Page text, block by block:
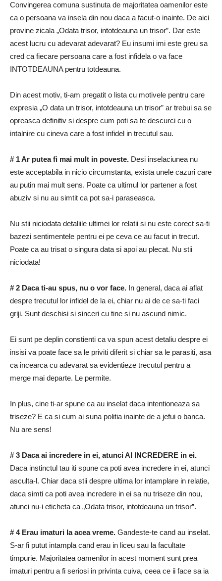
Convingerea comuna sustinuta de majoritatea oamenilor este
ca o persoana va insela din nou daca a facut-o inainte. De aici
provine zicala „Odata trisor, intotdeauna un trisor”. Dar este
acest lucru cu adevarat adevarat? Eu insumi imi este greu sa
cred ca fiecare persoana care a fost infidela o va face
INTOTDEAUNA pentru totdeauna.
Din acest motiv, ti-am pregatit o lista cu motivele pentru care
expresia „O data un trisor, intotdeauna un trisor” ar trebui sa se
opreasca definitiv si despre cum poti sa te descurci cu o
intalnire cu cineva care a fost infidel in trecutul sau.
# 1 Ar putea fi mai mult in poveste. Desi inselaciunea nu
este acceptabila in nicio circumstanta, exista unele cazuri care
au putin mai mult sens. Poate ca ultimul lor partener a fost
abuziv si nu au simtit ca pot sa-i paraseasca.
Nu stii niciodata detaliile ultimei lor relatii si nu este corect sa-ti
bazezi sentimentele pentru ei pe ceva ce au facut in trecut.
Poate ca au trisat o singura data si apoi au plecat. Nu stii
niciodata!
# 2 Daca ti-au spus, nu o vor face. In general, daca ai aflat
despre trecutul lor infidel de la ei, chiar nu ai de ce sa-ti faci
griji. Sunt deschisi si sinceri cu tine si nu ascund nimic.
Ei sunt pe deplin constienti ca va spun acest detaliu despre ei
insisi va poate face sa le priviti diferit si chiar sa le parasiti, asa
ca incearca cu adevarat sa evidentieze trecutul pentru a
merge mai departe. Le permite.
In plus, cine ti-ar spune ca au inselat daca intentioneaza sa
triseze? E ca si cum ai suna politia inainte de a jefui o banca.
Nu are sens!
# 3 Daca ai incredere in ei, atunci AI INCREDERE in ei.
Daca instinctul tau iti spune ca poti avea incredere in ei, atunci
asculta-l. Chiar daca stii despre ultima lor intamplare in relatie,
daca simti ca poti avea incredere in ei sa nu triseze din nou,
atunci nu-i eticheta ca „Odata trisor, intotdeauna un trisor”.
# 4 Erau imaturi la acea vreme. Gandeste-te cand au inselat.
S-ar fi putut intampla cand erau in liceu sau la facultate
timpurie. Majoritatea oamenilor in acest moment sunt prea
imaturi pentru a fi seriosi in privinta cuiva, ceea ce ii face sa ia